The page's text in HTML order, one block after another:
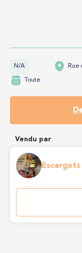
N/A Rue
Toute
Vendu par